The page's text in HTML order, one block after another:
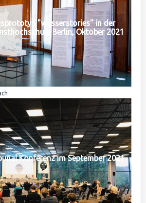
"wasserstories" in der
Berlin, Oktober 2021
Konferenz im September 2021